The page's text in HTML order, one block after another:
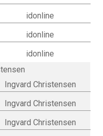
idonline
idonline
idonline
Ingvard Christensen
Ingvard Christensen
Ingvard Christensen